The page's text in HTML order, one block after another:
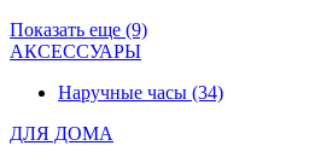
Показать еще (9)
АКСЕССУАРЫ
Наручные часы (34)
ДЛЯ ДОМА